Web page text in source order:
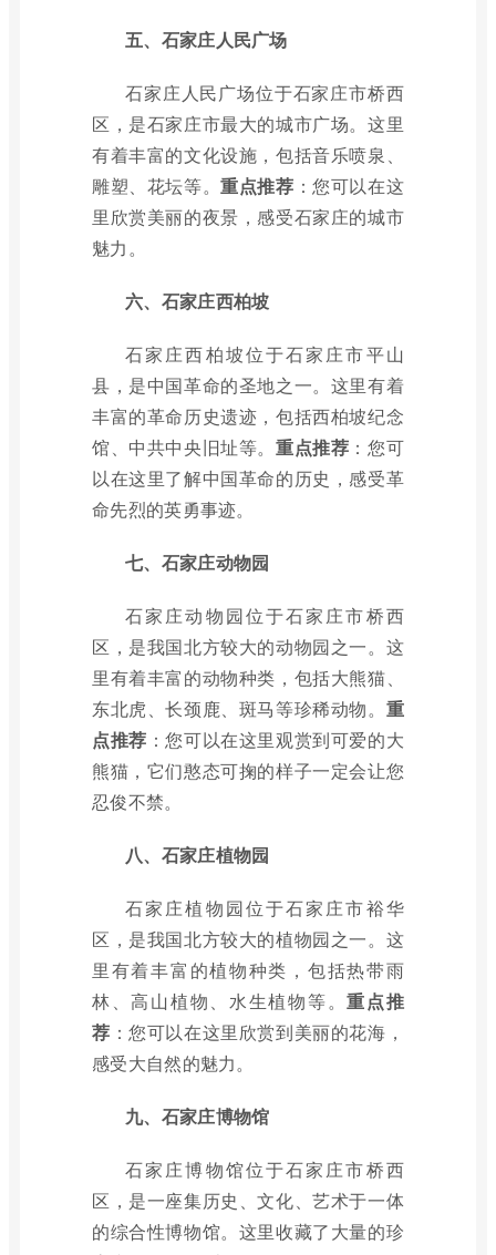
五、石家庄人民广场
石家庄人民广场位于石家庄市桥西
区，是石家庄市最大的城市广场。这里
有着丰富的文化设施，包括音乐喷泉、
雕塑、花坛等。重点推荐 ：您可以在这
里欣赏美丽的夜景，感受石家庄的城市
魅力。
六、石家庄西柏坡
石家庄西柏坡位于石家庄市平山
县，是中国革命的圣地之一。这里有着
丰富的革命历史遗迹，包括西柏坡纪念
馆、中共中央旧址等。重点推荐 ：您可
以在这里了解中国革命的历史，感受革
命先烈的英勇事迹。
七、石家庄动物园
石家庄动物园位于石家庄市桥西
区，是我国北方较大的动物园之一。这
里有着丰富的动物种类，包括大熊猫、
东北虎、长颈鹿、斑马等珍稀动物。 重
点推荐 ：您可以在这里观赏到可爱的大
熊猫，它们憨态可掬的样子一定会让您
忍俊不禁。
八、石家庄植物园
石家庄植物园位于石家庄市裕华
区，是我国北方较大的植物园之一。这
里有着丰富的植物种类，包括热带雨
林、高山植物、水生植物等。重点推
荐 ：您可以在这里欣赏到美丽的花海，
感受大自然的魅力。
九、石家庄博物馆
石家庄博物馆位于石家庄市桥西
区，是一座集历史、文化、艺术于一体
的综合性博物馆。这里收藏了大量的珍